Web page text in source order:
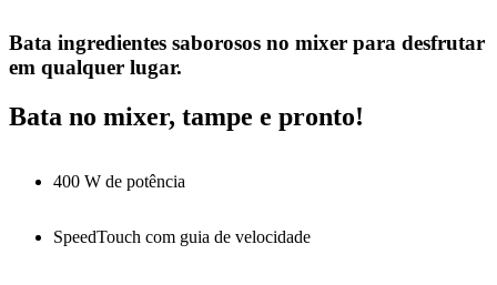
Bata ingredientes saborosos no mixer para desfrutar
em qualquer lugar.
Bata no mixer, tampe e pronto!
400 W de potência
SpeedTouch com guia de velocidade